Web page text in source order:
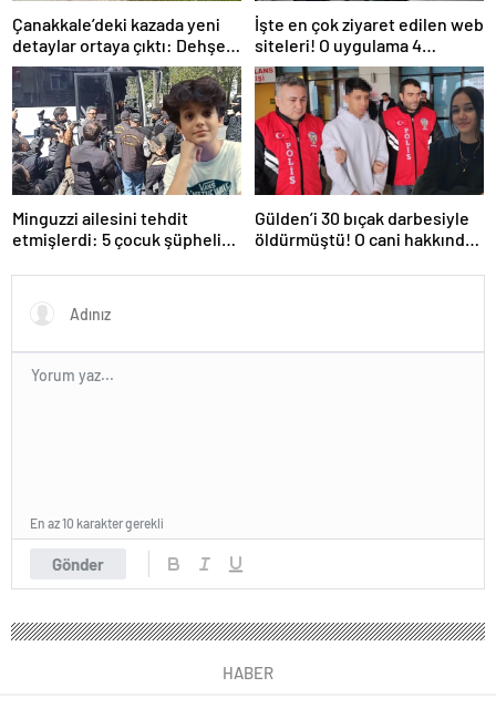
Çanakkale’deki kazada yeni
detaylar ortaya çıktı: Dehşet
kamyonunun suç dosyası
kabarık!
İşte en çok ziyaret edilen web
siteleri! O uygulama 4
basamak birden yükseldi: İlk
sırada…
Minguzzi ailesini tehdit
etmişlerdi: 5 çocuk şüpheli
oldu
Gülden’i 30 bıçak darbesiyle
öldürmüştü! O cani hakkında
donduran detaylar…
Gönder
En az 10 karakter gerekli
HABER